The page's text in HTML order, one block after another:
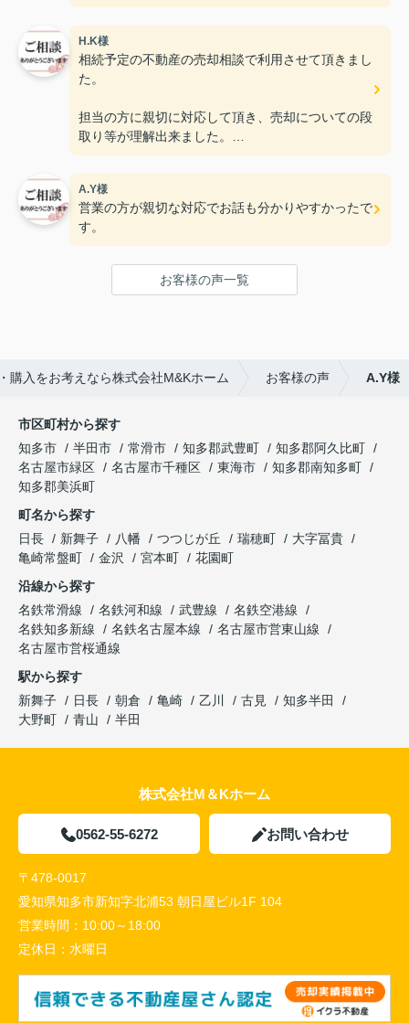
H.K様
相続予定の不動産の売却相談で利用させて頂きまし
た。
担当の方に親切に対応して頂き、売却についての段
取り等が理解出来ました。
知多市で不動産の売却をお考えの方は一度相談して
みると良いと思います！
高評価
プロ意識
A.Y様
営業の方が親切な対応でお話も分かりやすかったで
す。
お客様の声一覧
購入をお考えなら株式会社M&Kホーム お客様の声 A.Y様
市区町村から探す
知多市
半田市 常滑市 知多郡武豊町
知多郡阿久比町
名古屋市緑区
名古屋市千種区 東海市
知多郡南知多町
知多郡美浜町
町名から探す
日長
新舞子 八幡 つつじが丘 瑞穂町
大字冨貴
亀崎常盤町
金沢 宮本町
花園町
沿線から探す
名鉄常滑線
名鉄河和線 武豊線
名鉄空港線
名鉄知多新線
名鉄名古屋本線
名古屋市営東山線
名古屋市営桜通線
駅から探す
新舞子
日長 朝倉 亀崎 乙川 古見
知多半田
大野町
青山 半田
株式会社M＆Kホーム
0562-55-6272 お問い合わせ
〒478-0017
愛知県知多市新知字北浦53 朝日屋ビル1F 104
営業時間： 10:00～18:00
定休日： 水曜日